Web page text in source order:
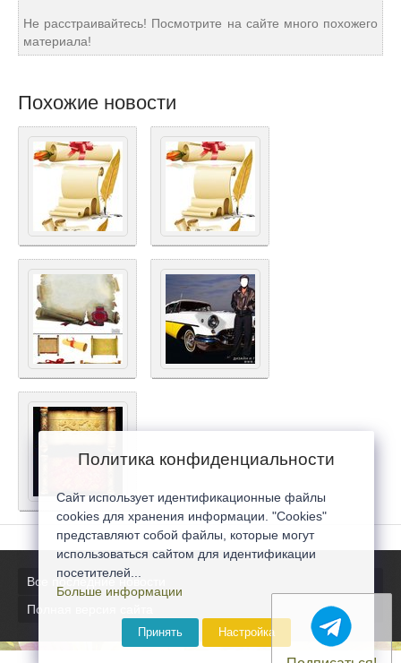
Не расстраивайтесь! Посмотрите на сайте много похожего
материала!
Похожие новости
Все последние новости
Полная версия сайта
Политика конфиденциальности
Сайт использует идентификационные файлы
cookies для хранения информации. "Cookies"
представляют собой файлы, которые могут
использоваться сайтом для идентификации
посетителей...
Больше информации
Принять Настройка